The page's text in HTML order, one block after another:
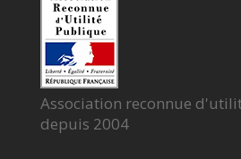
Association reconnue
depuis 2004